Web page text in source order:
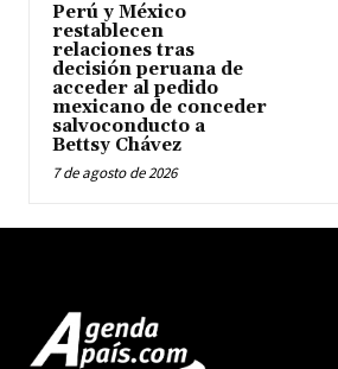
Perú y México
restablecen
relaciones tras
decisión peruana de
acceder al pedido
mexicano de conceder
salvoconducto a
Bettsy Chávez
7 de agosto de 2026